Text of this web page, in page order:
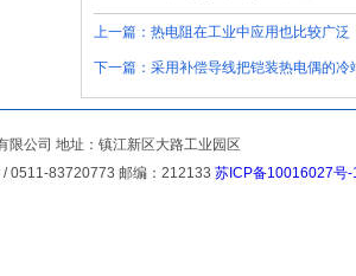
上一篇： 热电阻在工业中应用也比较广泛
下一篇： 采用补偿导线把铠装热电偶的
限公司 地址：镇江新区大路工业园区
0511-83720773 邮编：212133 苏ICP备10016027号-